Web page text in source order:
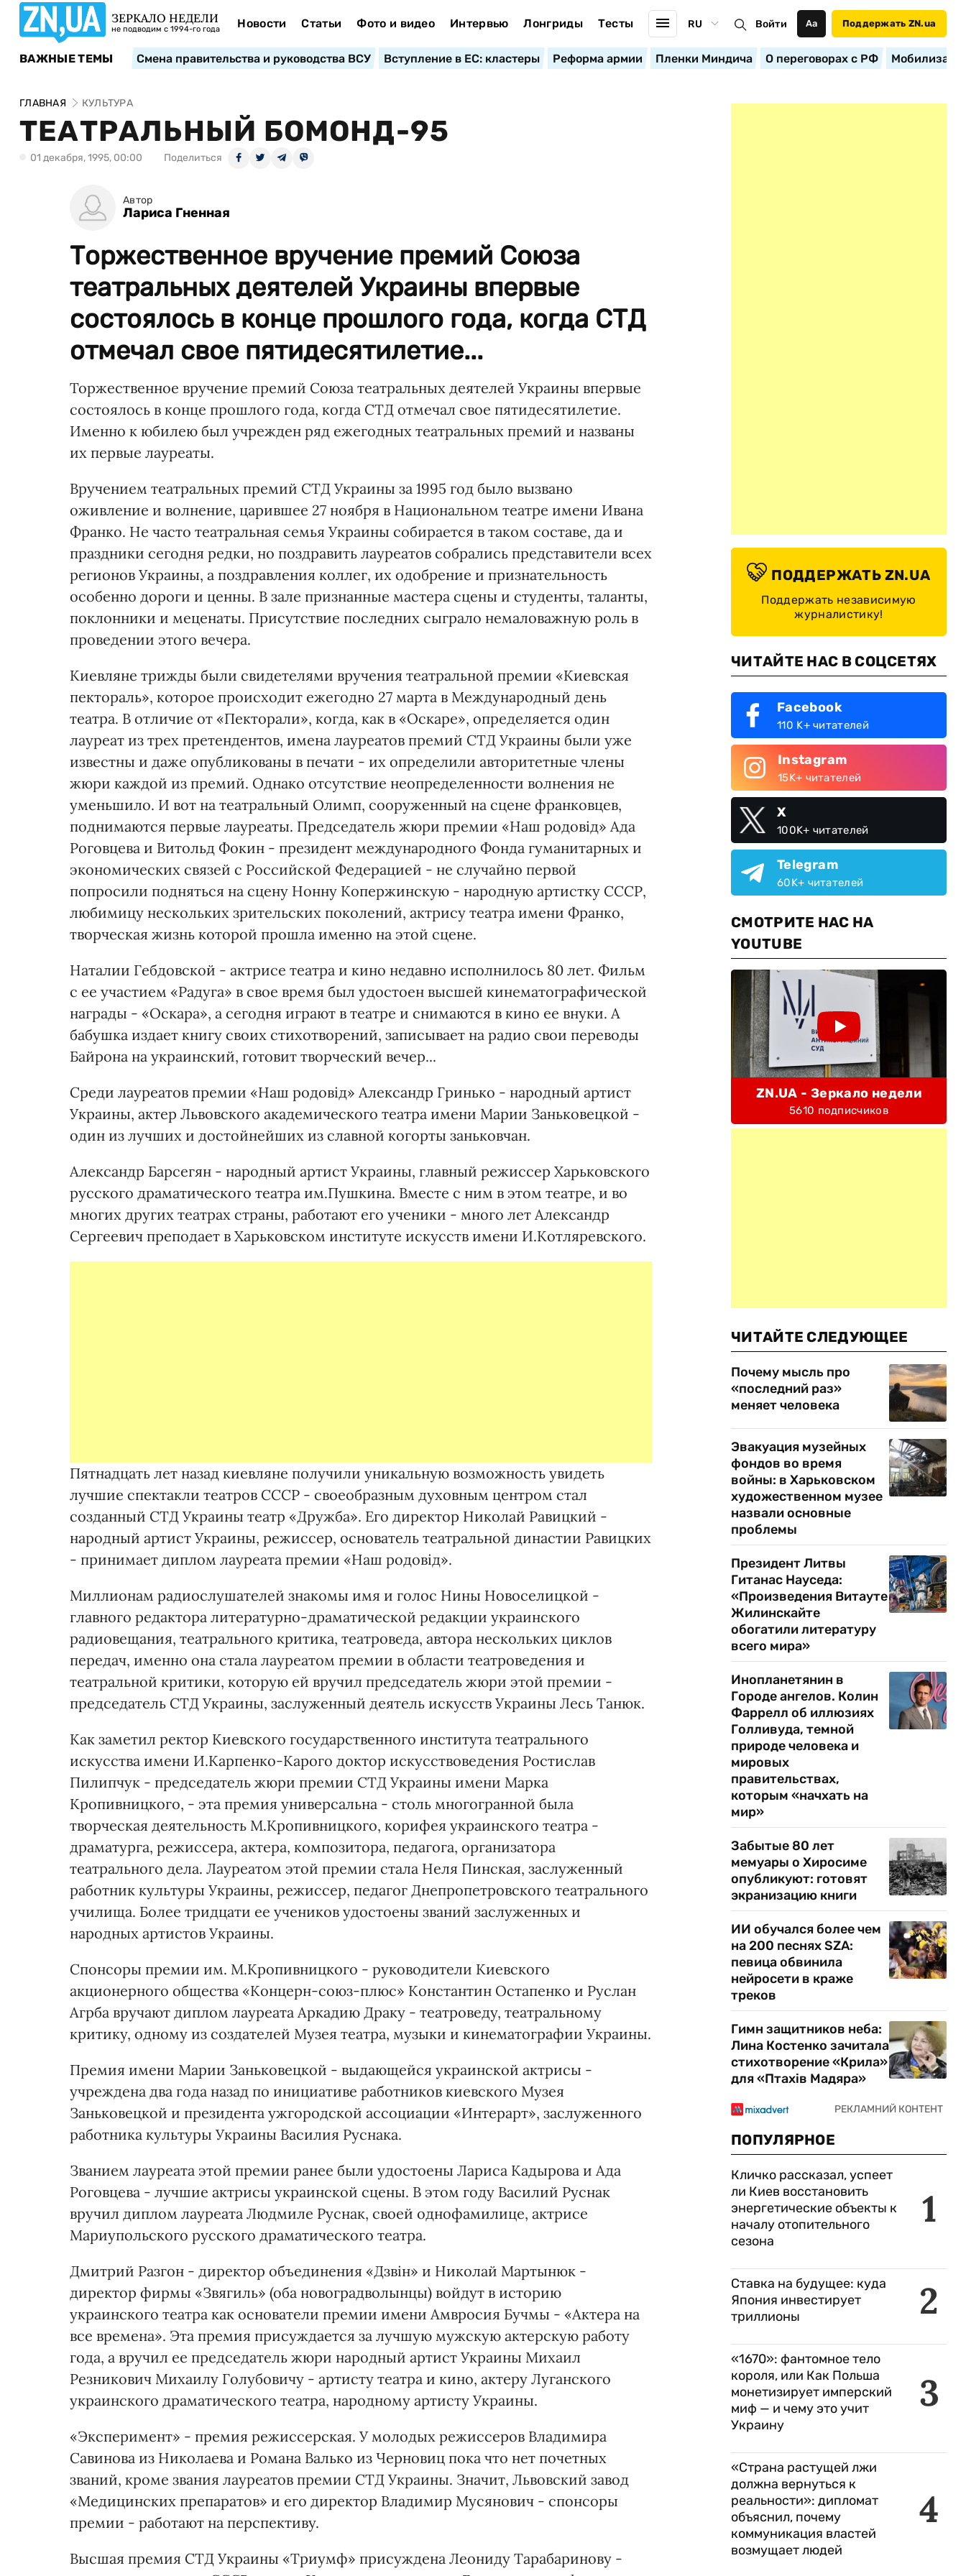
ЗЕРКАЛО НЕДЕЛИ
не подводим с 1994-го года Новости Статьи Фото и видео Интервью Лонгриды Тесты RU Войти Аа Поддержать ZN.ua
ВАЖНЫЕ ТЕМЫ Смена правительства и руководства ВСУ Вступление в ЕС: кластеры Реформа армии Пленки Миндича О переговорах с РФ
ГЛАВНАЯ КУЛЬТУРА
ТЕАТРАЛЬНЫЙ БОМОНД-95
01 декабря, 1995, 00:00 Поделиться
Автор
Лариса Гненная
Торжественное вручение премий Союза
театральных деятелей Украины впервые
состоялось в конце прошлого года, когда СТД
отмечал свое пятидесятилетие...
Торжественное вручение премий Союза театральных деятелей Украины впервые
состоялось в конце прошлого года, когда СТД отмечал свое пятидесятилетие.
Именно к юбилею был учрежден ряд ежегодных театральных премий и названы
их первые лауреаты.
Вручением театральных премий СТД Украины за 1995 год было вызвано
оживление и волнение, царившее 27 ноября в Национальном театре имени Ивана
Франко. Не часто театральная семья Украины собирается в таком составе, да и
праздники сегодня редки, но поздравить лауреатов собрались представители всех
регионов Украины, а поздравления коллег, их одобрение и признательность
особенно дороги и ценны. В зале признанные мастера сцены и студенты, таланты,
поклонники и меценаты. Присутствие последних сыграло немаловажную роль в
проведении этого вечера.
Киевляне трижды были свидетелями вручения театральной премии «Киевская
пектораль», которое происходит ежегодно 27 марта в Международный день
театра. В отличие от «Пекторали», когда, как в «Оскаре», определяется один
лауреат из трех претендентов, имена лауреатов премий СТД Украины были уже
известны и даже опубликованы в печати - их определили авторитетные члены
жюри каждой из премий. Однако отсутствие неопределенности волнения не
уменьшило. И вот на театральный Олимп, сооруженный на сцене франковцев,
поднимаются первые лауреаты. Председатель жюри премии «Наш родовiд» Ада
Роговцева и Витольд Фокин - президент международного Фонда гуманитарных и
экономических связей с Российской Федерацией - не случайно первой
попросили подняться на сцену Нонну Копержинскую - народную артистку СССР,
любимицу нескольких зрительских поколений, актрису театра имени Франко,
творческая жизнь которой прошла именно на этой сцене.
Наталии Гебдовской - актрисе театра и кино недавно исполнилось 80 лет. Фильм
с ее участием «Радуга» в свое время был удостоен высшей кинематографической
награды - «Оскара», а сегодня играют в театре и снимаются в кино ее внуки. А
бабушка издает книгу своих стихотворений, записывает на радио свои переводы
Байрона на украинский, готовит творческий вечер...
Среди лауреатов премии «Наш родовiд» Александр Гринько - народный артист
Украины, актер Львовского академического театра имени Марии Заньковецкой -
один из лучших и достойнейших из славной когорты заньковчан.
Александр Барсегян - народный артист Украины, главный режиссер Харьковского
русского драматического театра им.Пушкина. Вместе с ним в этом театре, и во
многих других театрах страны, работают его ученики - много лет Александр
Сергеевич преподает в Харьковском институте искусств имени И.Котляревского.
Пятнадцать лет назад киевляне получили уникальную возможность увидеть
лучшие спектакли театров СССР - своеобразным духовным центром стал
созданный СТД Украины театр «Дружба». Его директор Николай Равицкий -
народный артист Украины, режиссер, основатель театральной династии Равицких
- принимает диплом лауреата премии «Наш родовiд».
Миллионам радиослушателей знакомы имя и голос Нины Новоселицкой -
главного редактора литературно-драматической редакции украинского
радиовещания, театрального критика, театроведа, автора нескольких циклов
передач, именно она стала лауреатом премии в области театроведения и
театральной критики, которую ей вручил председатель жюри этой премии -
председатель СТД Украины, заслуженный деятель искусств Украины Лесь Танюк.
Как заметил ректор Киевского государственного института театрального
искусства имени И.Карпенко-Карого доктор искусствоведения Ростислав
Пилипчук - председатель жюри премии СТД Украины имени Марка
Кропивницкого, - эта премия универсальна - столь многогранной была
творческая деятельность М.Кропивницкого, корифея украинского театра -
драматурга, режиссера, актера, композитора, педагога, организатора
театрального дела. Лауреатом этой премии стала Неля Пинская, заслуженный
работник культуры Украины, режиссер, педагог Днепропетровского театрального
училища. Более тридцати ее учеников удостоены званий заслуженных и
народных артистов Украины.
Спонсоры премии им. М.Кропивницкого - руководители Киевского
акционерного общества «Концерн-союз-плюс» Константин Остапенко и Руслан
Агрба вручают диплом лауреата Аркадию Драку - театроведу, театральному
критику, одному из создателей Музея театра, музыки и кинематографии Украины.
Премия имени Марии Заньковецкой - выдающейся украинской актрисы -
учреждена два года назад по инициативе работников киевского Музея
Заньковецкой и президента ужгородской ассоциации «Интерарт», заслуженного
работника культуры Украины Василия Руснака.
Званием лауреата этой премии ранее были удостоены Лариса Кадырова и Ада
Роговцева - лучшие актрисы украинской сцены. В этом году Василий Руснак
вручил диплом лауреата Людмиле Руснак, своей однофамилице, актрисе
Мариупольского русского драматического театра.
Дмитрий Разгон - директор объединения «Дзвiн» и Николай Мартынюк -
директор фирмы «Звягиль» (оба новоградволынцы) войдут в историю
украинского театра как основатели премии имени Амвросия Бучмы - «Актера на
все времена». Эта премия присуждается за лучшую мужскую актерскую работу
года, а вручил ее председатель жюри народный артист Украины Михаил
Резникович Михаилу Голубовичу - артисту театра и кино, актеру Луганского
украинского драматического театра, народному артисту Украины.
«Эксперимент» - премия режиссерская. У молодых режиссеров Владимира
Савинова из Николаева и Романа Валько из Черновиц пока что нет почетных
званий, кроме звания лауреатов премии СТД Украины. Значит, Львовский завод
«Медицинских препаратов» и его директор Владимир Мусянович - спонсоры
премии - работают на перспективу.
Высшая премия СТД Украины «Триумф» присуждена Леониду Тарабаринову -
ПОДДЕРЖАТЬ ZN.UA
Поддержать независимую
журналистику!
ЧИТАЙТЕ НАС В СОЦСЕТЯХ
Facebook
110 K+ читателей
Instagram
15K+ читателей
X
100K+ читателей
Telegram
60K+ читателей
СМОТРИТЕ НАС НА
YOUTUBE
ZN.UA - Зеркало недели
5610 подписчиков
ЧИТАЙТЕ СЛЕДУЮЩЕЕ
Почему мысль про
«последний раз»
меняет человека
Эвакуация музейных
фондов во время
войны: в Харьковском
художественном музее
назвали основные
проблемы
Президент Литвы
Гитанас Науседа:
«Произведения Витауте
Жилинскайте
обогатили литературу
всего мира»
Инопланетянин в
Городе ангелов. Колин
Фаррелл об иллюзиях
Голливуда, темной
природе человека и
мировых
правительствах,
которым «начхать на
мир»
Забытые 80 лет
мемуары о Хиросиме
опубликуют: готовят
экранизацию книги
ИИ обучался более чем
на 200 песнях SZA:
певица обвинила
нейросети в краже
треков
Гимн защитников неба:
Лина Костенко зачитала
стихотворение «Крила»
для «Птахів Мадяра»
ПОПУЛЯРНОЕ
1
Кличко рассказал, успеет
ли Киев восстановить
энергетические объекты к
началу отопительного
сезона
2
Ставка на будущее: куда
Япония инвестирует
триллионы
3
«1670»: фантомное тело
короля, или Как Польша
монетизирует имперский
миф — и чему это учит
Украину
4
«Страна растущей лжи
должна вернуться к
реальности»: дипломат
объяснил, почему
коммуникация властей
возмущает людей